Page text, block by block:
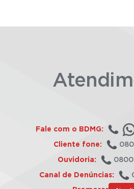
Fale com o BDMG:
Cliente fone:
Ouvidoria:
Canal de Denúncias: